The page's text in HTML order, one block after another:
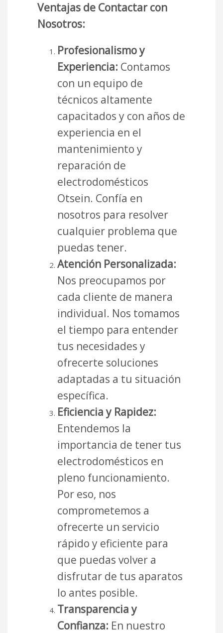
Ventajas de Contactar con
Nosotros:
Profesionalismo y
Experiencia: Contamos
con un equipo de
técnicos altamente
capacitados y con años de
experiencia en el
mantenimiento y
reparación de
electrodomésticos
Otsein. Confía en
nosotros para resolver
cualquier problema que
puedas tener.
Atención Personalizada:
Nos preocupamos por
cada cliente de manera
individual. Nos tomamos
el tiempo para entender
tus necesidades y
ofrecerte soluciones
adaptadas a tu situación
específica.
Eficiencia y Rapidez:
Entendemos la
importancia de tener tus
electrodomésticos en
pleno funcionamiento.
Por eso, nos
comprometemos a
ofrecerte un servicio
rápido y eficiente para
que puedas volver a
disfrutar de tus aparatos
lo antes posible.
Transparencia y
Confianza: En nuestro